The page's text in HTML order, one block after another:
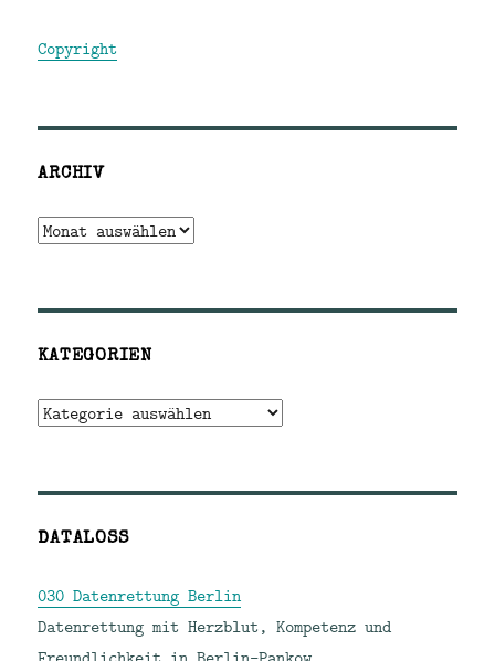
Copyright
ARCHIV
Archiv
KATEGORIEN
Kategorien
DATALOSS
030 Datenrettung Berlin
Datenrettung mit Herzblut, Kompetenz und